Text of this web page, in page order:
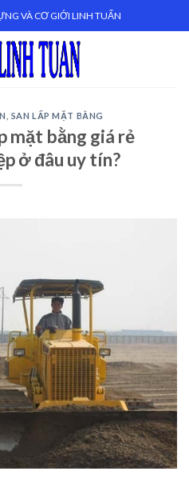
VÀ CƠ GIỚI LINH TUẤN
SAN LẤP MẶT BẰNG
mặt bằng giá rẻ
ở đâu uy tín?